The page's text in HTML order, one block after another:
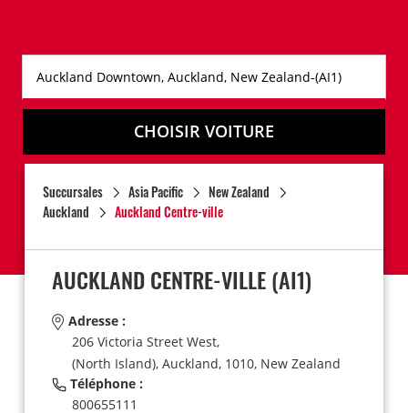
CHOISIR VOITURE
Succursales Asia Pacific
New Zealand
Auckland
Auckland Centre-ville
AUCKLAND CENTRE-VILLE(AI1)
Adresse :
206 Victoria Street West,
(North Island), Auckland, 1010, New Zealand
Téléphone :
800655111